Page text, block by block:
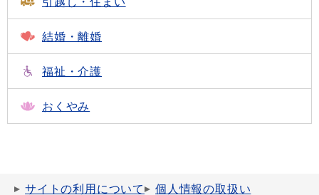
結婚・離婚
福祉・介護
おくやみ
サイトの利用について 個人情報の取扱い